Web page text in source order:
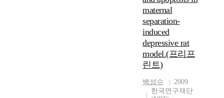
maternal
separation-
induced
depressive rat
model.(프리프
린트)
백성수
2009
한국연구재단